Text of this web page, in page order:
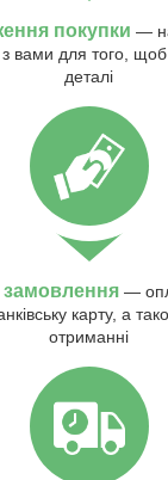
покупки —
вами для того, щоб
деталі
замовлення —
карту, а
отриманні